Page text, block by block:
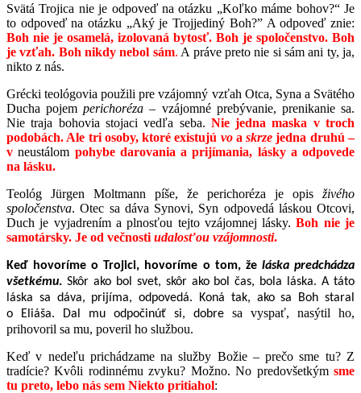
SvätáTrojica nie je odpoveď na otázku „Koľko máme bohov?“ Je
to odpoveď na otázku „Aký je Trojjediný Boh?” A odpoveď znie:
Boh nie je osamelá, izolovaná bytosť. Boh je spoločenstvo. Boh
je vzťah. Boh nikdy nebol sám. A práve preto nie si sám ani ty, ja,
nikto z nás.
Grécki teológovia použili pre vzájomný vzťah Otca, Syna a Svätého
Ducha pojemperichoréza – vzájomné prebývanie, prenikanie sa.
Nie traja bohovia stojaci vedľa seba. Nie jedna maska v troch
podobách. Ale tri osoby, ktoré existujú voaskrze jedna druhú –
v neustálom pohybe darovania a prijímania, lásky a odpovede
na lásku.
Teológ Jürgen Moltmann píše, že perichoréza je opis živého
spoločenstva. Otec sa dáva Synovi, Syn odpovedá láskou Otcovi,
Duch je vyjadrením a plnosťou tejto vzájomnej lásky.Boh nie je
samotársky. Je od večnosti udalosťou vzájomnosti.
Keď hovoríme o Trojici, hovoríme o tom, že láska predchádza
všetkému. Skôr ako bol svet, skôr ako bol čas, bola láska. A táto
láska sa dáva, prijíma, odpovedá. Koná tak, ako sa Boh staral
o Eliáša. Dal mu odpočinúť si, dobre sa vyspať, nasýtil ho,
prihovoril sa mu, poveril ho službou.
Keď v nedeľu prichádzame na služby Božie – prečo sme tu? Z
tradície? Kvôli rodinnému zvyku? Možno. No predovšetkým sme
tu preto, lebo nás sem Niekto pritiahol: